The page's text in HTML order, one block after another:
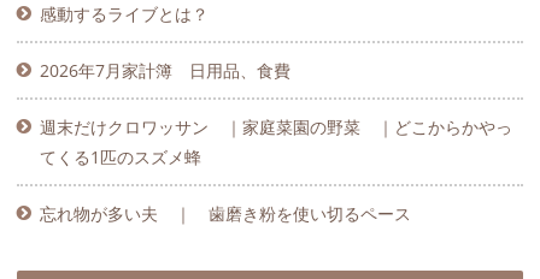
感動するライブとは？
2026年7月家計簿 日用品、食費
週末だけクロワッサン ｜家庭菜園の野菜 ｜どこからかやっ
てくる1匹のスズメ蜂
忘れ物が多い夫 ｜ 歯磨き粉を使い切るペース